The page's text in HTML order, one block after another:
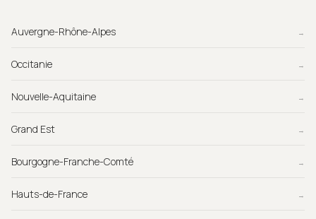
Auvergne-Rhône-Alpes →
Occitanie →
Nouvelle-Aquitaine →
Grand Est →
Bourgogne-Franche-Comté →
Hauts-de-France →